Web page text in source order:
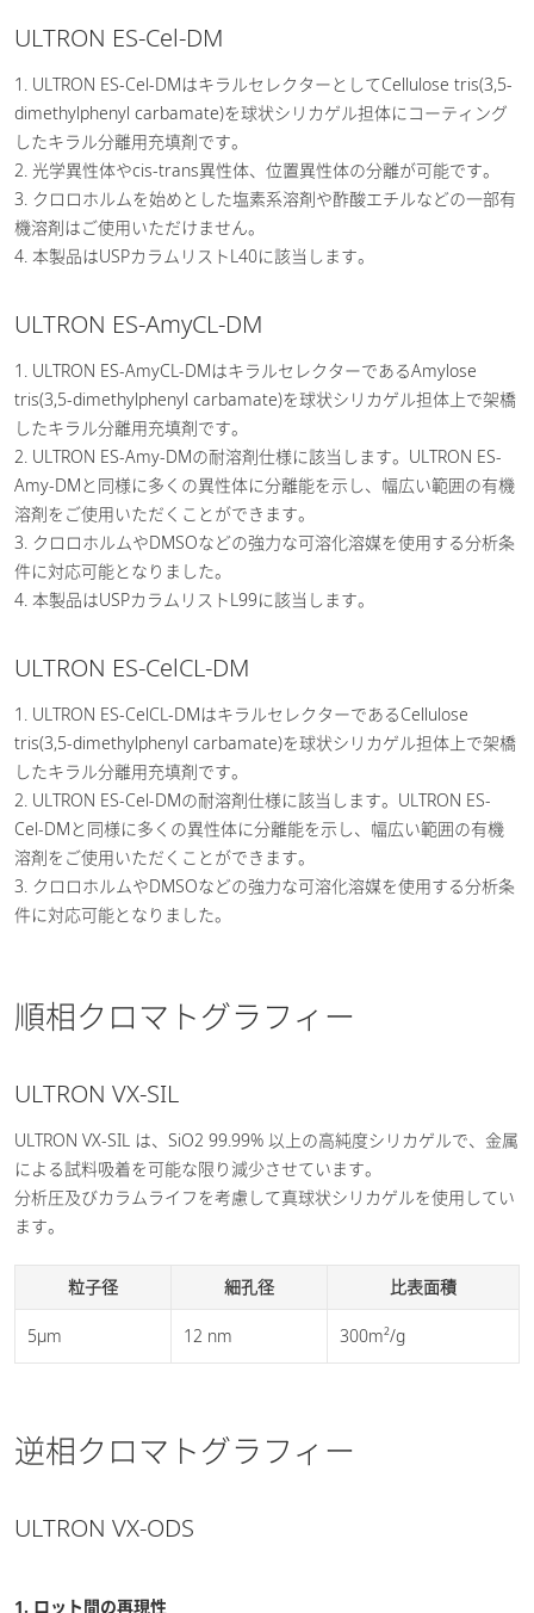
ULTRON ES-Cel-DM
1. ULTRON ES-Cel-DMはキラルセレクターとしてCellulose tris(3,5-
dimethylphenyl carbamate)を球状シリカゲル担体にコーティング
したキラル分離用充填剤です。
2. 光学異性体やcis-trans異性体、位置異性体の分離が可能です。
3. クロロホルムを始めとした塩素系溶剤や酢酸エチルなどの一部有
機溶剤はご使用いただけません。
4. 本製品はUSPカラムリストL40に該当します。
ULTRON ES-AmyCL-DM
1. ULTRON ES-AmyCL-DMはキラルセレクターであるAmylose
tris(3,5-dimethylphenyl carbamate)を球状シリカゲル担体上で架橋
したキラル分離用充填剤です。
2. ULTRON ES-Amy-DMの耐溶剤仕様に該当します。ULTRON ES-
Amy-DMと同様に多くの異性体に分離能を示し、幅広い範囲の有機
溶剤をご使用いただくことができます。
3. クロロホルムやDMSOなどの強力な可溶化溶媒を使用する分析条
件に対応可能となりました。
4. 本製品はUSPカラムリストL99に該当します。
ULTRON ES-CelCL-DM
1. ULTRON ES-CelCL-DMはキラルセレクターであるCellulose
tris(3,5-dimethylphenyl carbamate)を球状シリカゲル担体上で架橋
したキラル分離用充填剤です。
2. ULTRON ES-Cel-DMの耐溶剤仕様に該当します。ULTRON ES-
Cel-DMと同様に多くの異性体に分離能を示し、幅広い範囲の有機
溶剤をご使用いただくことができます。
3. クロロホルムやDMSOなどの強力な可溶化溶媒を使用する分析条
件に対応可能となりました。
順相クロマトグラフィー
ULTRON VX-SIL
ULTRON VX-SIL は、SiO2 99.99% 以上の高純度シリカゲルで、金属
による試料吸着を可能な限り減少させています。
分析圧及びカラムライフを考慮して真球状シリカゲルを使用してい
ます。
粒子径 細孔径 比表面積
5µm 12 nm 300m²/g
逆相クロマトグラフィー
ULTRON VX-ODS
1. ロット間の再現性